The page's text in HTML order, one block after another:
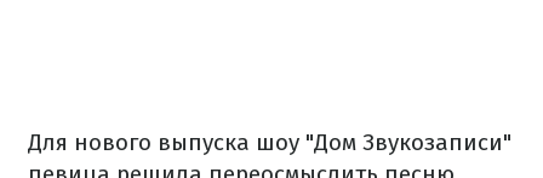
Для нового выпуска шоу "Дом Звукозаписи"